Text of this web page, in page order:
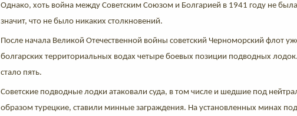
Однако, хоть война между Советским Союзом и Болгарией в 1941 году не
значит, что не было никаких столкновений.
После начала Великой Отечественной войны советский Черноморский флот
болгарских территориальных водах четыре боевых позиции подводных
стало пять.
Советские подводные лодки атаковали суда, в том числе и шедшие под
образом турецкие, ставили минные заграждения. На установленных минах